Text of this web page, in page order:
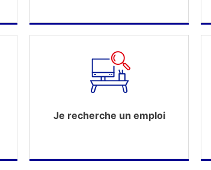
Je recherche un emploi